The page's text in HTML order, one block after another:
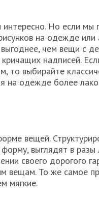
Но если мы
на одежде или
чем вещи с
надписей.
то выбирайте
на одежде более
вещей.
выглядят в разы
своего дорогого
вещам. То же самое
мягкие.